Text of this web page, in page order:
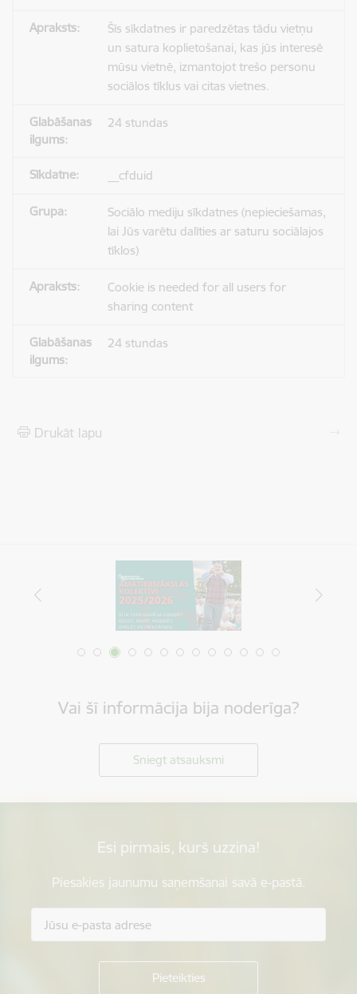
Šīs sīkdatnes ir paredzētas tādu vietņu
un satura koplietošanai, kas jūs interesē
mūsu vietnē, izmantojot trešo personu
sociālos tīklus vai citas vietnes.
24 stundas
__cfduid
Sociālo mediju sīkdatnes (nepieciešamas,
lai Jūs varētu dalīties ar saturu sociālajos
tīklos)
Cookie is needed for all users for
sharing content
24 stundas
Drukāt lapu
Vai šī informācija bija noderīga?
Sniegt atsauksmi
Esi pirmais, kurš uzzina!
Piesakies jaunumu saņemšanai savā e-pastā.